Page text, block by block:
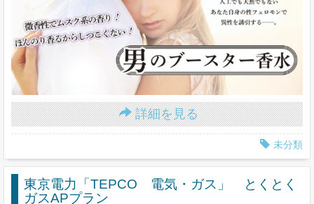
詳細を見る
未分類
東京電力「TEPCO 電気・ガス」 とくとく
ガスAPプラン